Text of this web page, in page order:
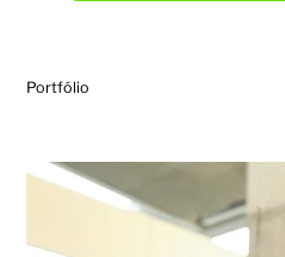
Portfólio